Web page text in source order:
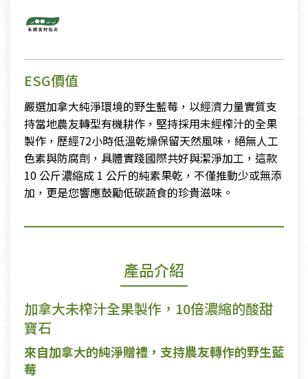
ESG價值
嚴選加拿大純淨環境的野生藍莓，以經濟力量實質支
持當地農友轉型有機耕作，堅持採用未經榨汁的全果
製作，歷經72小時低溫乾燥保留天然風味，絕無人工
色素與防腐劑，具體實踐國際共好與潔淨加工，這款
10 公斤濃縮成 1 公斤的純素果乾，不僅推動少或無添
加，更是您響應鼓勵低碳蔬食的珍貴滋味。
產品介紹
加拿大未榨汁全果製作，10倍濃縮的酸甜
寶石
來自加拿大的純淨贈禮，支持農友轉作的野生藍
莓